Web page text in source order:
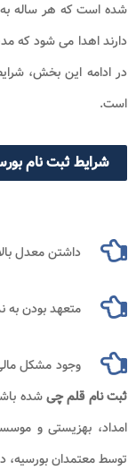
شده است که هر ساله به
دارند اهدا می شود که
در ادامه این بخش،
است.
شرایط ثبت نام
داشتن معدل بالای 17 برای متوسطه
متعهد بودن به
وجود مشکل
ثبت نام قلم چیشده
امداد، بهزیستی و
توسط معتمدان بورسیه،